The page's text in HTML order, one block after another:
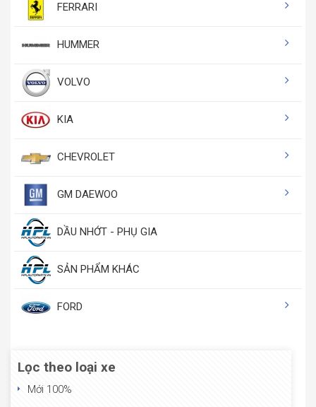
FERRARI
HUMMER
VOLVO
KIA
CHEVROLET
GM DAEWOO
DẦU NHỚT - PHỤ GIA
SẢN PHẨM KHÁC
FORD
Lọc theo loại xe
Mới 100%